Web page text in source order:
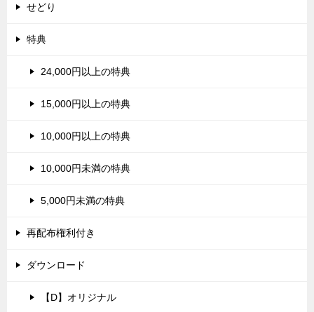
せどり
特典
24,000円以上の特典
15,000円以上の特典
10,000円以上の特典
10,000円未満の特典
5,000円未満の特典
再配布権利付き
ダウンロード
【D】オリジナル